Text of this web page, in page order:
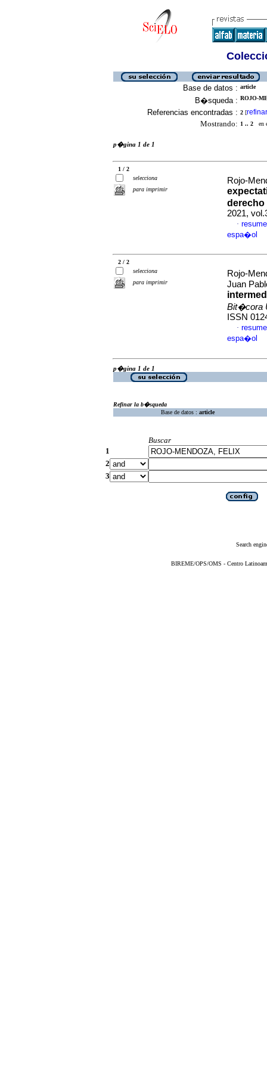
Base de datos : article
B�squeda : ROJO-
Referencias encontradas : 2 [refinar
Mostrando: 1 .. 2 en
p�gina 1 de 1
1 / 2
selecciona
para imprimir
Rojo-
derecho
2021,
·
espa�ol
2 / 2
selecciona
para imprimir
Rojo-
Juan
Bit�cora
ISSN
·
espa�ol
p�gina 1 de 1
Refinar la b�squeda
Base de datos : article
Buscar
1
2
3
Search
BIREME/OPS/OMS - Centro